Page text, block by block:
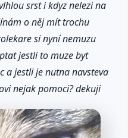
srst i kdyz nelezi na
o něj mít trochu
si nyní nemuzu
jestli to muze byt
a jestli je nutna navsteva
nejak pomoci? dekuji